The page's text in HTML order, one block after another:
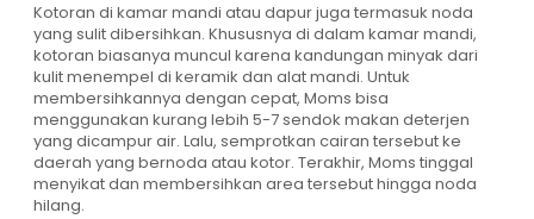
Kotoran di kamar mandi atau dapur juga termasuk noda
yang sulit dibersihkan. Khususnya di dalam kamar mandi,
kotoran biasanya muncul karena kandungan minyak dari
kulit menempel di keramik dan alat mandi. Untuk
membersihkannya dengan cepat, Moms bisa
menggunakan kurang lebih 5-7 sendok makan deterjen
yang dicampur air. Lalu, semprotkan cairan tersebut ke
daerah yang bernoda atau kotor. Terakhir, Moms tinggal
menyikat dan membersihkan area tersebut hingga noda
hilang.